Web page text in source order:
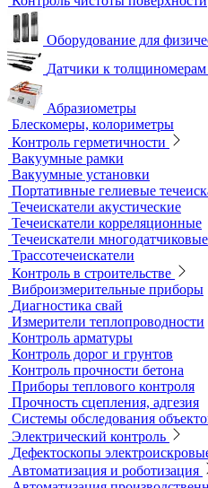
Тестеры
Контроль изоляции и
Толщиномеры покрытий
Контроль качества
Адгезиметры
Образцы для толщинометрии
Трибометры
Контроль чистоты поверхности
Оборудование для
Датчики к толщиномерам
Абразиометры
Блескомеры, колориметры
Контроль герметичности
Вакуумные рамки
Вакуумные установки
Портативные гелиевые
Течеискатели акустические
Течеискатели корреляционные
Течеискатели многодатчиковые
Трассотечеискатели